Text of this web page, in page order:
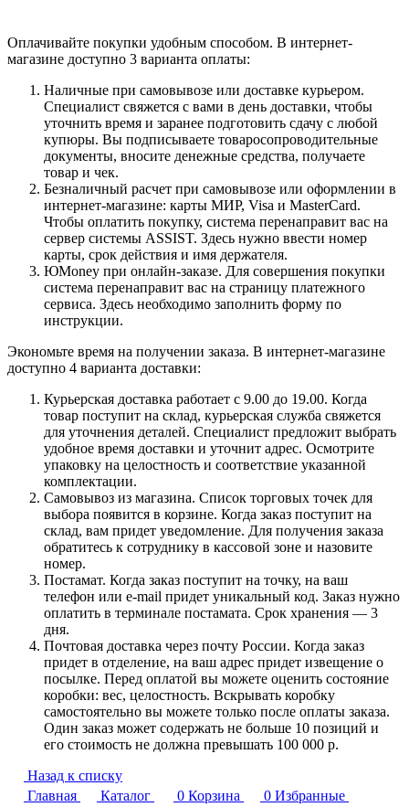
Оплачивайте покупки удобным способом. В интернет-
магазине доступно 3 варианта оплаты:
Наличные при самовывозе или доставке курьером.
Специалист свяжется с вами в день доставки, чтобы
уточнить время и заранее подготовить сдачу с любой
купюры. Вы подписываете товаросопроводительные
документы, вносите денежные средства, получаете
товар и чек.
Безналичный расчет при самовывозе или оформлении в
интернет-магазине: карты МИР, Visa и MasterCard.
Чтобы оплатить покупку, система перенаправит вас на
сервер системы ASSIST. Здесь нужно ввести номер
карты, срок действия и имя держателя.
ЮMoney при онлайн-заказе. Для совершения покупки
система перенаправит вас на страницу платежного
сервиса. Здесь необходимо заполнить форму по
инструкции.
Экономьте время на получении заказа. В интернет-магазине
доступно 4 варианта доставки:
Курьерская доставка работает с 9.00 до 19.00. Когда
товар поступит на склад, курьерская служба свяжется
для уточнения деталей. Специалист предложит выбрать
удобное время доставки и уточнит адрес. Осмотрите
упаковку на целостность и соответствие указанной
комплектации.
Самовывоз из магазина. Список торговых точек для
выбора появится в корзине. Когда заказ поступит на
склад, вам придет уведомление. Для получения заказа
обратитесь к сотруднику в кассовой зоне и назовите
номер.
Постамат. Когда заказ поступит на точку, на ваш
телефон или e-mail придет уникальный код. Заказ нужно
оплатить в терминале постамата. Срок хранения — 3
дня.
Почтовая доставка через почту России. Когда заказ
придет в отделение, на ваш адрес придет извещение о
посылке. Перед оплатой вы можете оценить состояние
коробки: вес, целостность. Вскрывать коробку
самостоятельно вы можете только после оплаты заказа.
Один заказ может содержать не больше 10 позиций и
его стоимость не должна превышать 100 000 р.
Назад к списку
Главная
Каталог 0 Корзина 0 Избранные